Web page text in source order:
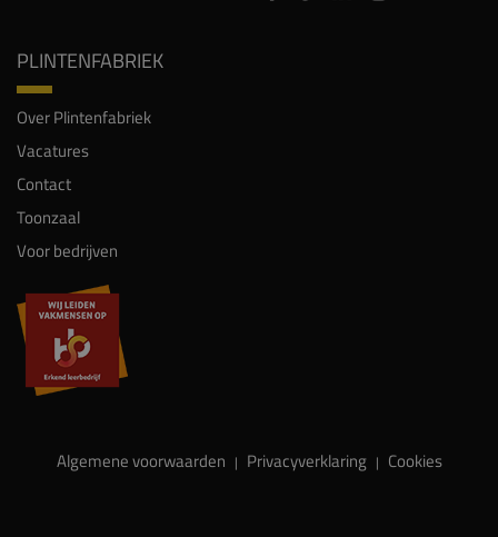
PLINTENFABRIEK
Over Plintenfabriek
Vacatures
Contact
Toonzaal
Voor bedrijven
Algemene voorwaarden | Privacyverklaring | Cookies